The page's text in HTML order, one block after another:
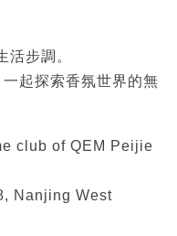
活步調。
起探索香氛世界的無
club of QEM Peijie
Nanjing West